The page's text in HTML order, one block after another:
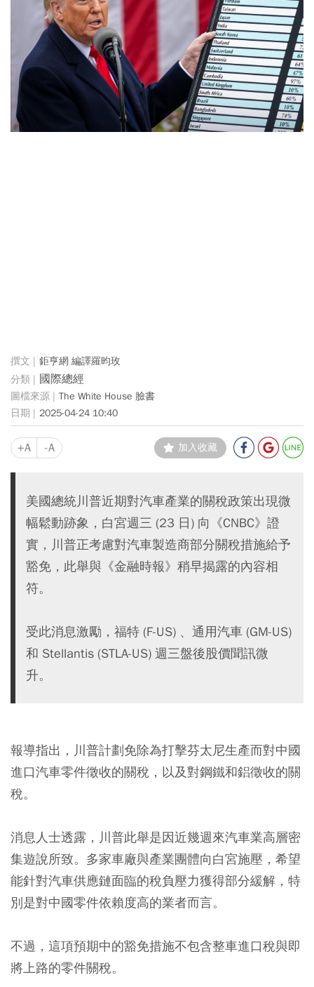
鉅亨網 編譯羅昀玫
國際總經
The White House 臉書
2025-04-24 10:40
+A -A 加入收藏
美國總統川普近期對汽車產業的關稅政策出現微
幅鬆動跡象，白宮週三 (23 日) 向《CNBC》證
實，川普正考慮對汽車製造商部分關稅措施給予
豁免，此舉與《金融時報》稍早揭露的內容相
符。
受此消息激勵，福特 (F-US) 、通用汽車 (GM-US)
和 Stellantis (STLA-US) 週三盤後股價聞訊微
升。
報導指出，川普計劃免除為打擊芬太尼生產而對中國
進口汽車零件徵收的關稅，以及對鋼鐵和鋁徵收的關
稅。
消息人士透露，川普此舉是因近幾週來汽車業高層密
集遊說所致。多家車廠與產業團體向白宮施壓，希望
能針對汽車供應鏈面臨的稅負壓力獲得部分緩解，特
別是對中國零件依賴度高的業者而言。
不過，這項預期中的豁免措施不包含整車進口稅與即
將上路的零件關稅。